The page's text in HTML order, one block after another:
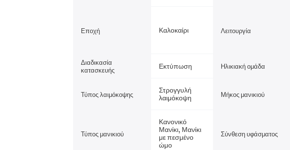
Εποχή Καλοκαίρι Λειτουργία
Διαδικασία
κατασκευής
Εκτύπωση Ηλικιακή ομάδα
Τύπος λαιμόκοψης
Στρογγυλή
λαιμόκοψη
Μήκος μανικιού
Τύπος μανικιού
Κανονικό
Μανίκι, Μανίκι
με πεσμένο
ώμο
Σύνθεση υφάσματος